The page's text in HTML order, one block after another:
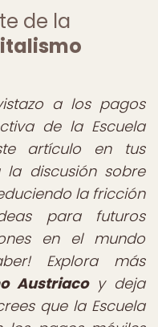
de la
a los pagos
de la Escuela
artículo en tus
discusión sobre
la fricción
para futuros
en el mundo
Explora más
Austriacoy deja
que la Escuela